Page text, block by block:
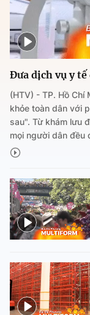
Đưa dịch vụ y
(HTV) - TP. Hồ
khỏe toàn dân với
sau". Từ khám lưu
mọi người dân đều